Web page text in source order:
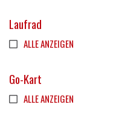
Laufrad
ALLE ANZEIGEN
Go-Kart
ALLE ANZEIGEN